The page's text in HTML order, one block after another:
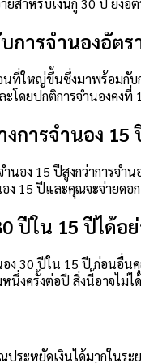
ำหรับเงินกู้ 30 ปี ยิ่งอั
การจำนองอัต
นที่ใหญ่ขึ้นซึ่งมาพร้อมกั
ะโดยปกติการจำนองคง
การจำนอง 15
ำนอง 15 ปีสูงกว่าการจ
ง 15 ปีและคุณจะจ่ายดอ
ปีใน 15 ปีได้อย่
อง 30 ปีใน 15 ปี ก่อนอื่
หนึ่งครั้งต่อปี สิ่งนี้อาจไ
ระหยัดเงินได้มากในระ